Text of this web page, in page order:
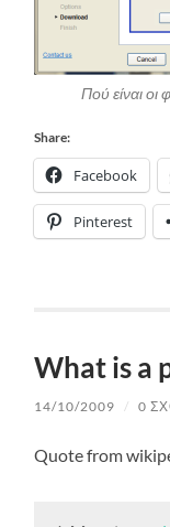
Πού είναι οι
Share:
Facebook
Pinterest
What is a
14/10/2009 / 0
Quote from